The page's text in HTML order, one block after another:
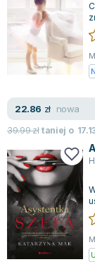
Jarosław
Joseph Murphy
Jan
Aleksander
Małgorzata
Maddie Ziegler
Joanna
Maria Seweryn
Janina
Eric Helms
Anna Prus
Nela Mała
22.86 zł nowa
39.99złtaniej o